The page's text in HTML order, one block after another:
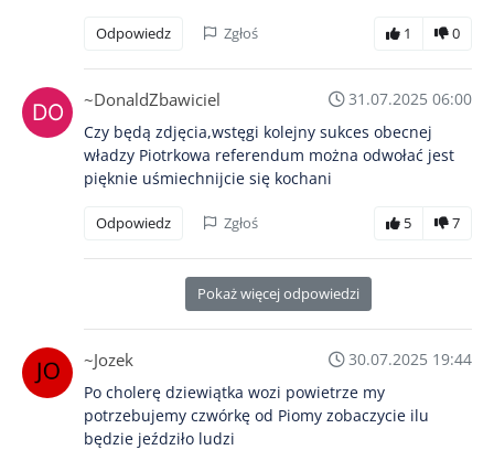
Odpowiedz Zgłoś 1 0
~DonaldZbawiciel
31.07.2025 06:00
Czy będą zdjęcia,wstęgi kolejny sukces obecnej
władzy Piotrkowa referendum można odwołać jest
pięknie uśmiechnijcie się kochani
Odpowiedz Zgłoś 5 7
Pokaż więcej odpowiedzi
~Jozek
30.07.2025 19:44
Po cholerę dziewiątka wozi powietrze my
potrzebujemy czwórkę od Piomy zobaczycie ilu
będzie jeździło ludzi